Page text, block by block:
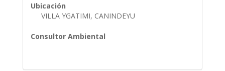
Ubicación
VILLA YGATIMI, CANINDEYU
Consultor Ambiental